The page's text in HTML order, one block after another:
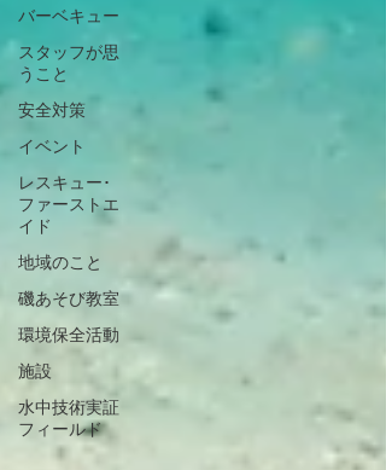
バーベキュー
スタッフが思
うこと
安全対策
イベント
レスキュー･
ファーストエ
イド
地域のこと
磯あそび教室
環境保全活動
施設
水中技術実証
フィールド